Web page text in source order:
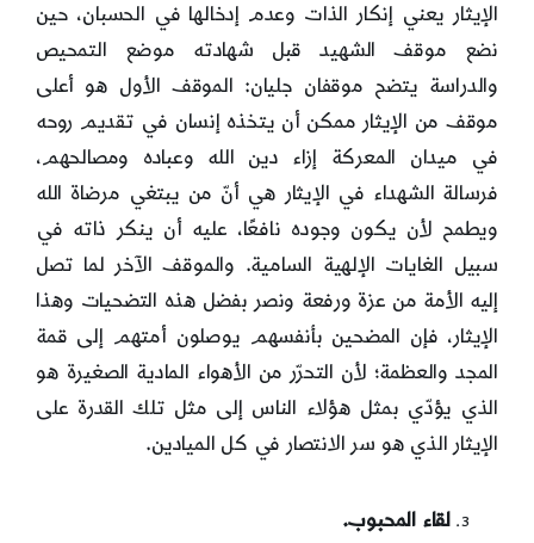
الإيثار يعني إنكار الذات وعدم إدخالها في الحسبان، حين
نضع موقف الشهيد قبل شهادته موضع التمحيص
والدراسة يتضح موقفان جليان: الموقف الأول هو أعلى
موقف من الإيثار ممكن أن يتخذه إنسان في تقديم روحه
في ميدان المعركة إزاء دين الله وعباده ومصالحهم،
فرسالة الشهداء في الإيثار هي أنّ من يبتغي مرضاة الله
ويطمح لأن يكون وجوده نافعًا، عليه أن ينكر ذاته في
سبيل الغايات الإلهية السامية. والموقف الآخر لما تصل
إليه الأمة من عزة ورفعة ونصر بفضل هذه التضحيات وهذا
الإيثار، فإن المضحين بأنفسهم يوصلون أمتهم إلى قمة
المجد والعظمة؛ لأن التحرّر من الأهواء المادية الصغيرة هو
الذي يؤدّي بمثل هؤلاء الناس إلى مثل تلك القدرة على
الإيثار الذي هو سر الانتصار في كل الميادين.
لقاء المحبوب.